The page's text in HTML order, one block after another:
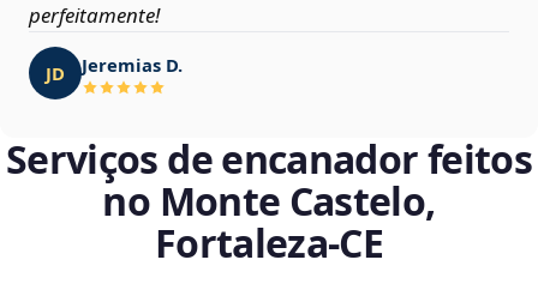
perfeitamente!
JD Jeremias D.
Serviços de encanador feitos
no Monte Castelo,
Fortaleza‑CE